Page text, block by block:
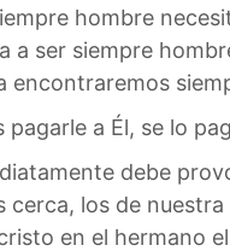
hombre
a ser siempre
encontraremos
pagarle a Él, se lo
debe
cerca, los de
en el hermano